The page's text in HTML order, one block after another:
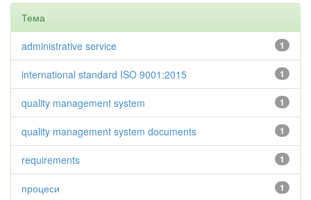
Тема
1
administrative service
1
international standard ISO 9001:2015
1
quality management system
1
quality management system documents
1
requirements
1
процеси